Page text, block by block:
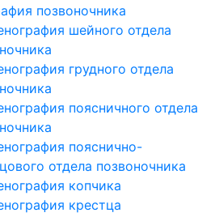
позвоночника
шейного отдела
грудного отдела
поясничного отдела
пояснично-
отдела позвоночника
копчика
крестца